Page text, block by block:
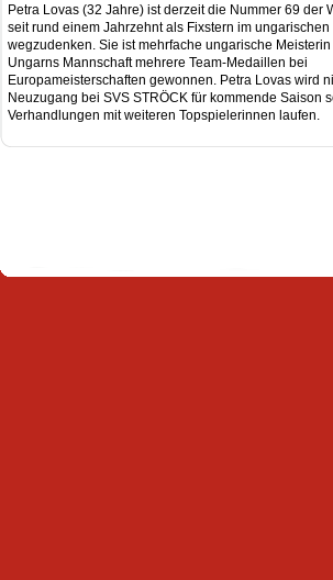
Petra Lovas (32 Jahre) ist derzeit die Nummer 69 der
seit rund einem Jahrzehnt als Fixstern im
wegzudenken. Sie ist mehrfache ungarische
Ungarns Mannschaft mehrere Team-Medaillen bei
Europameisterschaften gewonnen. Petra Lovas wird
Neuzugang bei SVS STRÖCK für kommende Saison
Verhandlungen mit weiteren Topspielerinnen laufen.